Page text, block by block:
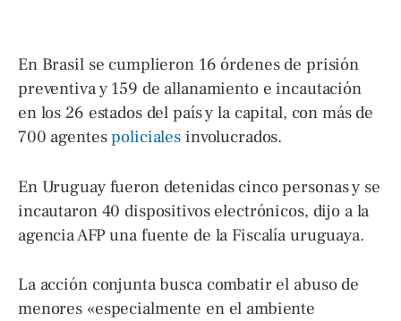
En Brasil se cumplieron 16 órdenes de prisión
preventiva y 159 de allanamiento e incautación
en los 26 estados del país y la capital, con más de
700 agentespoliciales involucrados.
En Uruguay fueron detenidas cinco personas y se
incautaron 40 dispositivos electrónicos, dijo a la
agencia AFP una fuente de la Fiscalía uruguaya.
La acción conjunta busca combatir el abuso de
menores «especialmente en el ambiente